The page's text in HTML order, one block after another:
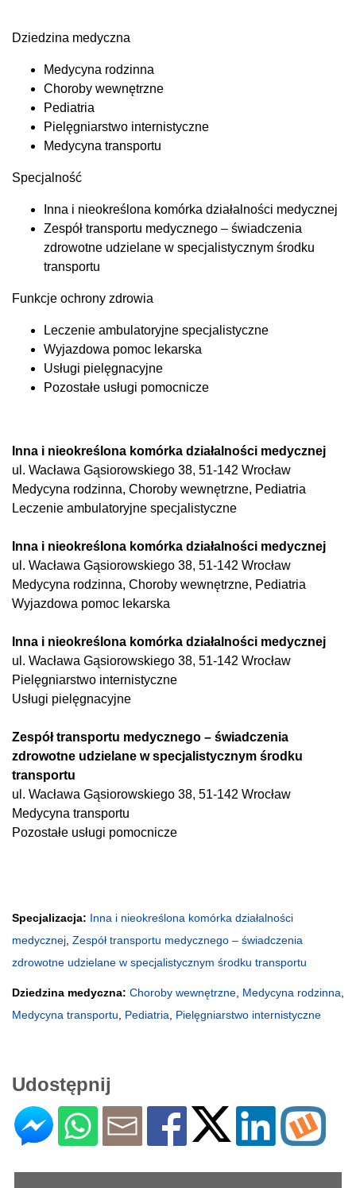
Dziedzina medyczna
Medycyna rodzinna
Choroby wewnętrzne
Pediatria
Pielęgniarstwo internistyczne
Medycyna transportu
Specjalność
Inna i nieokreślona komórka działalności medycznej
Zespół transportu medycznego – świadczenia
zdrowotne udzielane w specjalistycznym środku
transportu
Funkcje ochrony zdrowia
Leczenie ambulatoryjne specjalistyczne
Wyjazdowa pomoc lekarska
Usługi pielęgnacyjne
Pozostałe usługi pomocnicze
Inna i nieokreślona komórka działalności medycznej
ul. Wacława Gąsiorowskiego 38, 51-142 Wrocław
Medycyna rodzinna, Choroby wewnętrzne, Pediatria
Leczenie ambulatoryjne specjalistyczne
Inna i nieokreślona komórka działalności medycznej
ul. Wacława Gąsiorowskiego 38, 51-142 Wrocław
Medycyna rodzinna, Choroby wewnętrzne, Pediatria
Wyjazdowa pomoc lekarska
Inna i nieokreślona komórka działalności medycznej
ul. Wacława Gąsiorowskiego 38, 51-142 Wrocław
Pielęgniarstwo internistyczne
Usługi pielęgnacyjne
Zespół transportu medycznego – świadczenia
zdrowotne udzielane w specjalistycznym środku
transportu
ul. Wacława Gąsiorowskiego 38, 51-142 Wrocław
Medycyna transportu
Pozostałe usługi pomocnicze
Specjalizacja: Inna i nieokreślona komórka działalności
medycznej Zespół transportu medycznego – świadczenia
zdrowotne udzielane w specjalistycznym środku transportu
Dziedzina medyczna: Choroby wewnętrzne Medycyna rodzinna
Medycyna transportu
Pediatria Pielęgniarstwo internistyczne
Udostępnij